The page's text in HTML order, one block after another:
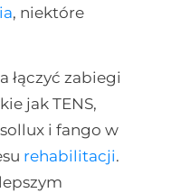
, niektóre
łączyć zabiegi
jak TENS,
i fango w
rehabilitacji.